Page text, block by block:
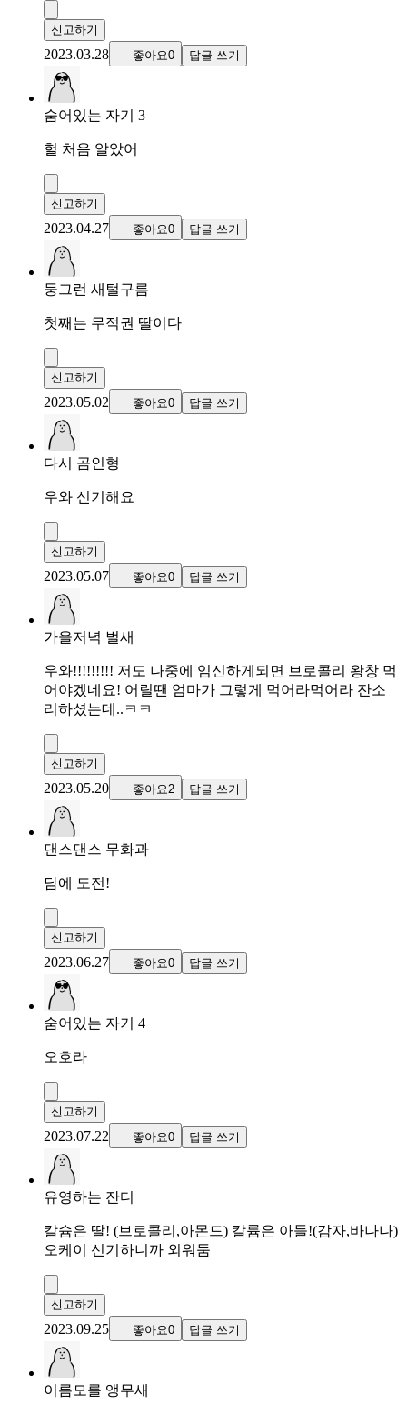
신고하기
2023.03.28 좋아요0 답글 쓰기
숨어있는 자기 3
헐 처음 알았어
신고하기
2023.04.27 좋아요0 답글 쓰기
둥그런 새털구름
첫째는 무적권 딸이다
신고하기
2023.05.02 좋아요0 답글 쓰기
다시 곰인형
우와 신기해요
신고하기
2023.05.07 좋아요0 답글 쓰기
가을저녁 벌새
우와!!!!!!!!! 저도 나중에 임신하게되면 브로콜리 왕창 먹
어야겠네요! 어릴땐 엄마가 그렇게 먹어라먹어라 잔소
리하셨는데..ㅋㅋ
신고하기
2023.05.20 좋아요2 답글 쓰기
댄스댄스 무화과
담에 도전!
신고하기
2023.06.27 좋아요0 답글 쓰기
숨어있는 자기 4
오호라
신고하기
2023.07.22 좋아요0 답글 쓰기
유영하는 잔디
칼슘은 딸! (브로콜리,아몬드) 칼륨은 아들!(감자,바나나)
오케이 신기하니까 외워둠
신고하기
2023.09.25 좋아요0 답글 쓰기
이름모를 앵무새